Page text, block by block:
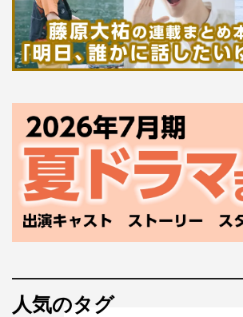
人気のタグ